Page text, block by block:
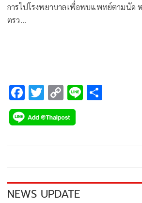
การไปโรงพยาบาลเพื่อพบแพทย์ตามนัด
ตรว…
F
ac
e
k
T
wi
tt
C
o
p
k
Li
NEWS UPDATE